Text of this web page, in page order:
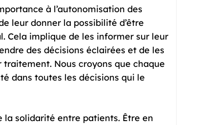
à l’autonomisation des
leur donner la possibilité d’être
Cela implique de les informer sur leur
des décisions éclairées et de les
Nous croyons que chaque
dans toutes les décisions qui le
la solidarité entre patients. Être en